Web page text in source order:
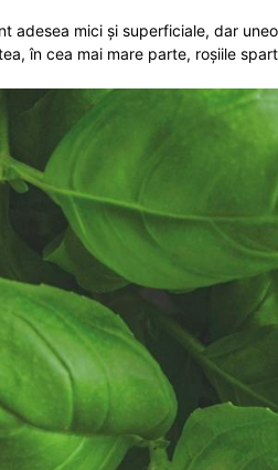
adesea mici și superficiale, dar
în cea mai mare parte, roșiile